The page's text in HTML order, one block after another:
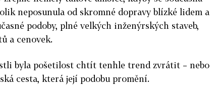
neposunula od skromné dopravy blízké lidem a
podoby, plné velkých inženýrských staveb,
a cenovek.
byla pošetilost chtít tenhle trend zvrátit – nebo
cesta, která její podobu promění.